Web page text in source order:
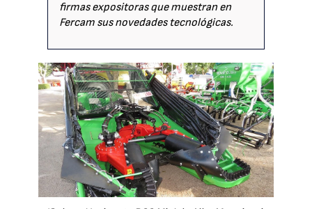
firmas expositoras que muestran en
Fercam sus novedades tecnológicas.